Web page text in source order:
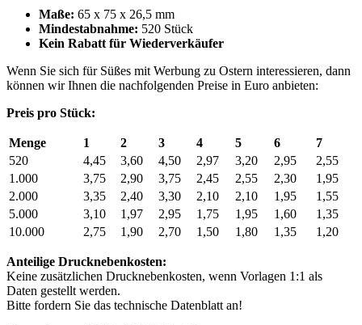
Maße: 65 x 75 x 26,5 mm
Mindestabnahme: 520 Stück
Kein Rabatt für Wiederverkäufer
Wenn Sie sich für Süßes mit Werbung zu Ostern interessieren, dann
können wir Ihnen die nachfolgenden Preise in Euro anbieten:
Preis pro Stück:
Menge 1 2 3 4 5 6
7
520
4,45 3,60 4,50 2,97 3,20 2,95
2,55
1.000
3,75 2,90 3,75 2,45 2,55 2,30
1,95
2.000
3,35 2,40 3,30 2,10 2,10 1,95
1,55
5.000
3,10 1,97 2,95 1,75 1,95 1,60
1,35
10.000
2,75 1,90 2,70 1,50 1,80 1,35 1,20
Anteilige Drucknebenkosten:
Keine zusätzlichen Drucknebenkosten, wenn Vorlagen 1:1 als
Daten gestellt werden.
Bitte fordern Sie das technische Datenblatt an!